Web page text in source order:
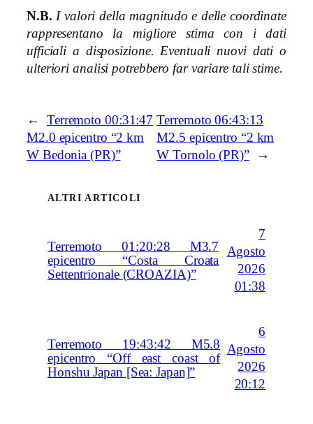
N.B. I valori della magnitudo e delle coordinate
rappresentano la migliore stima con i dati
ufficiali a disposizione. Eventuali nuovi dati o
ulteriori analisi potrebbero far variare tali stime.
←
Terremoto 00:31:47
M2.0 epicentro “2 km
W Bedonia (PR)”
Terremoto 06:43:13
M2.5 epicentro “2 km
W Tornolo (PR)”
→
ALTRI ARTICOLI
Terremoto 01:20:28 M3.7
epicentro “Costa Croata
Settentrionale (CROAZIA)”
7
Agosto
2026
01:38
Terremoto 19:43:42 M5.8
epicentro “Off east coast of
Honshu Japan [Sea: Japan]”
6
Agosto
2026
20:12